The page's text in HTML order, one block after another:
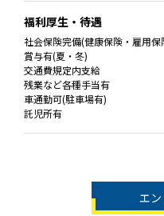
福利厚生・待遇
社会保険完備(健康保険・雇用
賞与有(夏・冬)
交通費規定内支給
残業など各種手当有
車通勤可(駐車場有)
託児所有
エ